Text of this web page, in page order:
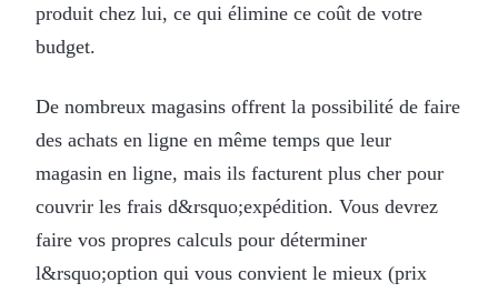
produit chez lui, ce qui élimine ce coût de votre
budget.
De nombreux magasins offrent la possibilité de faire
des achats en ligne en même temps que leur
magasin en ligne, mais ils facturent plus cher pour
couvrir les frais d&rsquo;expédition. Vous devrez
faire vos propres calculs pour déterminer
l&rsquo;option qui vous convient le mieux (prix